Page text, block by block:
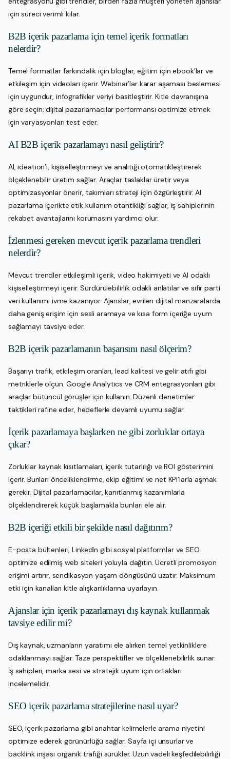
için süreci verimli kılar.
B2B içerik pazarlama için temel içerik formatları
nelerdir?
Temel formatlar farkındalık için bloglar, eğitim için ebook’lar ve
etkileşim için videoları içerir. Webinar’lar karar aşaması beslemesi
için uygundur, infografikler veriyi basitleştirir. Kitle davranışına
göre seçin; dijital pazarlamacılar performansı optimize etmek
için varyasyonları test eder.
AI B2B içerik pazarlamayı nasıl geliştirir?
AI, ideation’ı, kişiselleştirmeyi ve analitiği otomatikleştirerek
ölçeklenebilir üretim sağlar. Araçlar taslaklar üretir veya
optimizasyonlar önerir, takımları strateji için özgürleştirir. AI
pazarlama içerikte etik kullanım otantikliği sağlar, iş sahiplerinin
rekabet avantajlarını korumasını yardımcı olur.
İzlenmesi gereken mevcut içerik pazarlama trendleri
nelerdir?
Mevcut trendler etkileşimli içerik, video hakimiyeti ve AI odaklı
kişiselleştirmeyi içerir. Sürdürülebilirlik odaklı anlatılar ve sıfır parti
veri kullanımı ivme kazanıyor. Ajanslar, evrilen dijital manzaralarda
daha geniş erişim için sesli aramaya ve kısa form içeriğe uyum
sağlamayı tavsiye eder.
B2B içerik pazarlamanın başarısını nasıl ölçerim?
Başarıyı trafik, etkileşim oranları, lead kalitesi ve gelir atıfı gibi
metriklerle ölçün. Google Analytics ve CRM entegrasyonları gibi
araçlar bütüncül görüşler için kullanın. Düzenli denetimler
taktikleri rafine eder, hedeflerle devamlı uyumu sağlar.
İçerik pazarlamaya başlarken ne gibi zorluklar ortaya
çıkar?
Zorluklar kaynak kısıtlamaları, içerik tutarlılığı ve ROI gösterimini
içerir. Bunları önceliklendirme, ekip eğitimi ve net KPI’larla aşmak
gerekir. Dijital pazarlamacılar, kanıtlanmış kazanımlarla
ölçeklendirerek küçük başlamakla bunları ele alır.
B2B içeriği etkili bir şekilde nasıl dağıtırım?
E-posta bültenleri, LinkedIn gibi sosyal platformlar ve SEO
optimize edilmiş web siteleri yoluyla dağıtın. Ücretli promosyon
erişimi artırır, sendikasyon yaşam döngüsünü uzatır. Maksimum
etki için kanalları kitle alışkanlıklarına uyarlayın.
Ajanslar için içerik pazarlamayı dış kaynak kullanmak
tavsiye edilir mi?
Dış kaynak, uzmanların yaratımı ele alırken temel yetkinliklere
odaklanmayı sağlar. Taze perspektifler ve ölçeklenebilirlik sunar.
İş sahipleri, marka sesi ve stratejik uyum için ortakları
incelemelidir.
SEO içerik pazarlama stratejilerine nasıl uyar?
SEO, içerik pazarlama gibi anahtar kelimelerle arama niyetini
optimize ederek görünürlüğü sağlar. Sayfa içi unsurlar ve
backlink inşası organik trafiği sürükler. Uzun vadeli keşfedilebilirliği